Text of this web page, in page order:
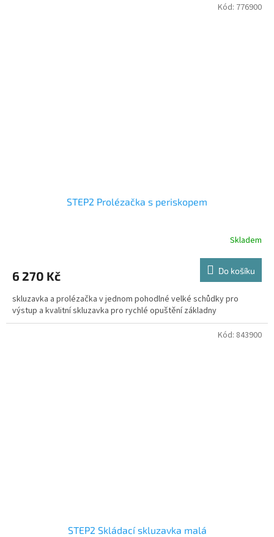
STEP2 Prolézačka s periskopem
Skladem
6 270 Kč Do košíku
skluzavka a prolézačka v jednom pohodlné velké schůdky pro
výstup a kvalitní skluzavka pro rychlé opuštění základny
Kód: 776900
STEP2 Skládací skluzavka malá
Kód: 843900